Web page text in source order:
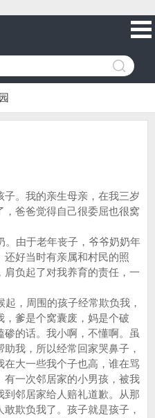
。我的亲生母亲，在我三岁
爸爸觉得自己很委屈也很窝
由于老年丧子，爷爷奶奶年
好当时有亲属和村民的照
负起了对我养育的责任，一
，周围的孩子经常欺负我，
爹是个窝囊废，妈是个破
的话。我小啊，不懂啊。虽
我，所以经常回家哭鼻子，
大一些我个子也高，谁在骂
一次邻居家的小男孩，被我
到邻居家给人赔礼道歉。从那
欺负我了。孩子就是孩子，